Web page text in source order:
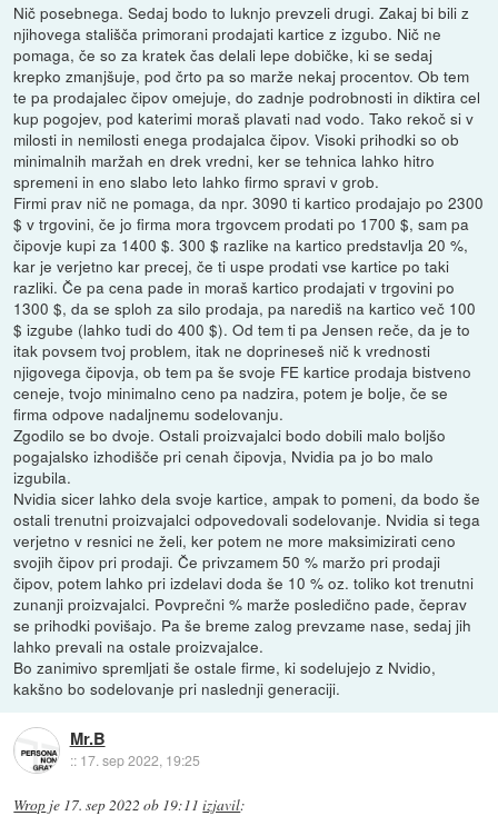
Nič posebnega. Sedaj bodo to luknjo prevzeli drugi. Zakaj bi bili z
njihovega stališča primorani prodajati kartice z izgubo. Nič ne
pomaga, če so za kratek čas delali lepe dobičke, ki se sedaj
krepko zmanjšuje, pod črto pa so marže nekaj procentov. Ob tem
te pa prodajalec čipov omejuje, do zadnje podrobnosti in diktira cel
kup pogojev, pod katerimi moraš plavati nad vodo. Tako rekoč si v
milosti in nemilosti enega prodajalca čipov. Visoki prihodki so ob
minimalnih maržah en drek vredni, ker se tehnica lahko hitro
spremeni in eno slabo leto lahko firmo spravi v grob.
Firmi prav nič ne pomaga, da npr. 3090 ti kartico prodajajo po 2300
$ v trgovini, če jo firma mora trgovcem prodati po 1700 $, sam pa
čipovje kupi za 1400 $. 300 $ razlike na kartico predstavlja 20 %,
kar je verjetno kar precej, če ti uspe prodati vse kartice po taki
razliki. Če pa cena pade in moraš kartico prodajati v trgovini po
1300 $, da se sploh za silo prodaja, pa narediš na kartico več 100
$ izgube (lahko tudi do 400 $). Od tem ti pa Jensen reče, da je to
itak povsem tvoj problem, itak ne doprineseš nič k vrednosti
njigovega čipovja, ob tem pa še svoje FE kartice prodaja bistveno
ceneje, tvojo minimalno ceno pa nadzira, potem je bolje, če se
firma odpove nadaljnemu sodelovanju.
Zgodilo se bo dvoje. Ostali proizvajalci bodo dobili malo boljšo
pogajalsko izhodišče pri cenah čipovja, Nvidia pa jo bo malo
izgubila.
Nvidia sicer lahko dela svoje kartice, ampak to pomeni, da bodo še
ostali trenutni proizvajalci odpovedovali sodelovanje. Nvidia si tega
verjetno v resnici ne želi, ker potem ne more maksimizirati ceno
svojih čipov pri prodaji. Če privzamem 50 % maržo pri prodaji
čipov, potem lahko pri izdelavi doda še 10 % oz. toliko kot trenutni
zunanji proizvajalci. Povprečni % marže posledično pade, čeprav
se prihodki povišajo. Pa še breme zalog prevzame nase, sedaj jih
lahko prevali na ostale proizvajalce.
Bo zanimivo spremljati še ostale firme, ki sodelujejo z Nvidio,
kakšno bo sodelovanje pri naslednji generaciji.
Mr.B
:: 17. sep 2022, 19:25
Wrop je 17. sep 2022 ob 19:11 izjavil: